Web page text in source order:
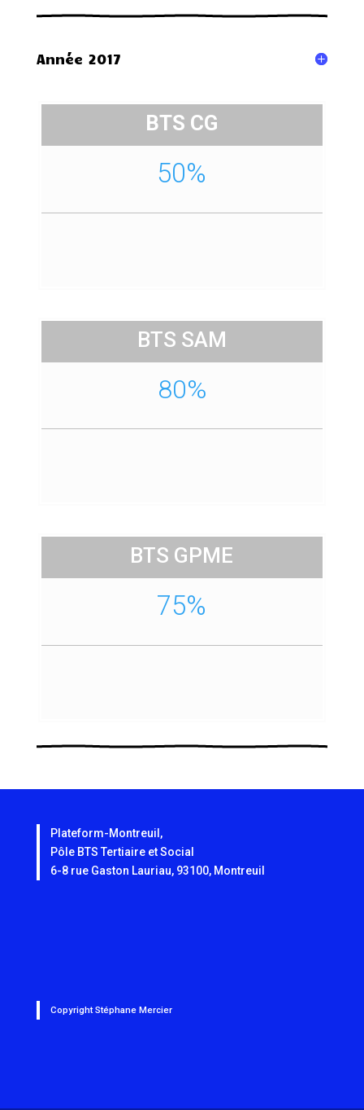
Année 2017
BTS CG
50%
BTS SAM
80%
BTS GPME
75%
Plateform-Montreuil,
Pôle BTS Tertiaire et Social
6-8 rue Gaston Lauriau, 93100, Montreuil
CopyrightStéphane Mercier